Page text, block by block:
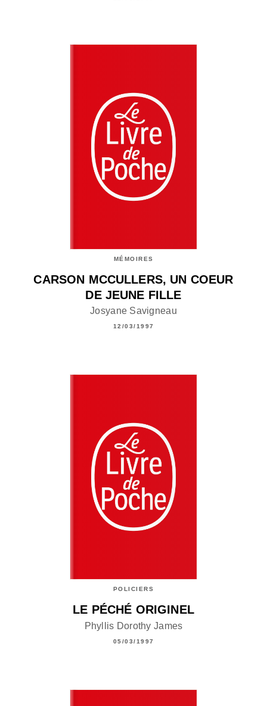
MÉMOIRES
CARSON MCCULLERS, UN COEUR
DE JEUNE FILLE
Josyane Savigneau
12/03/1997
POLICIERS
LE PÉCHÉ ORIGINEL
Phyllis Dorothy James
05/03/1997